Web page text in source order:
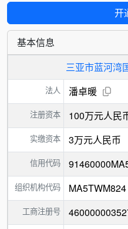
开
基本信息
三亚市蓝河湾
法人 潘卓暖
注册资本 100万元人民
实缴资本 3万元人民币
信用代码
组织机构代码 MA5TWM824
工商注册号